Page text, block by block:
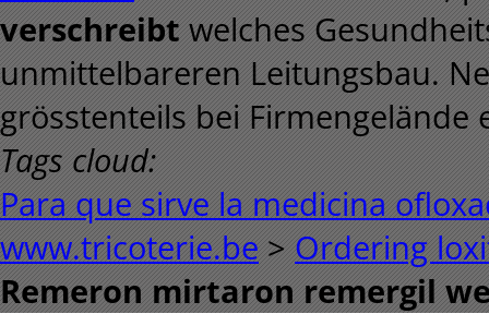
verschreibt welches
unmittelbareren Leitungsbau.
grösstenteils bei Firmengelände
Tags cloud:
Para que sirve la medicina
www.tricoterie.be > Ordering
Remeron mirtaron remergil